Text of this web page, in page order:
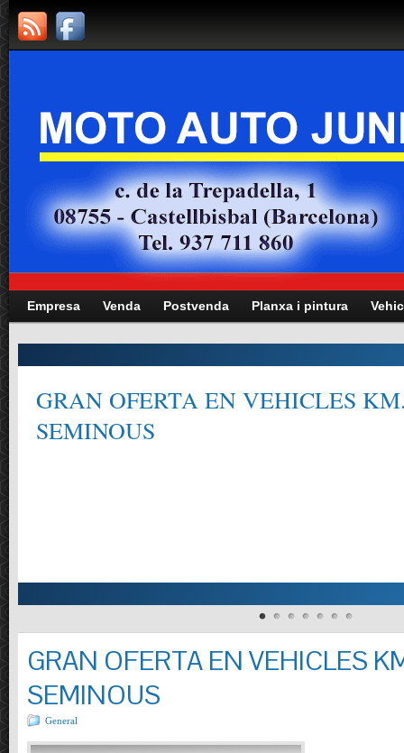
Empresa Venda Postvenda Planxa i pintura
GRAN OFERTA EN VEHICLES
SEMINOUS
GRAN OFERTA EN VEHICLES
SEMINOUS
General